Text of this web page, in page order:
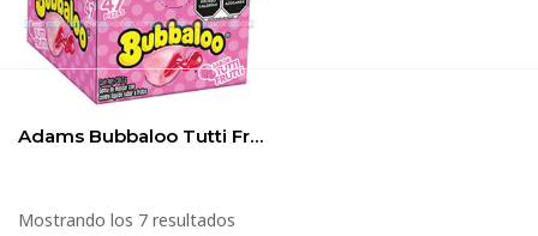
Adams Bubbaloo Tutti Frutti 47pz
Mostrando los 7 resultados